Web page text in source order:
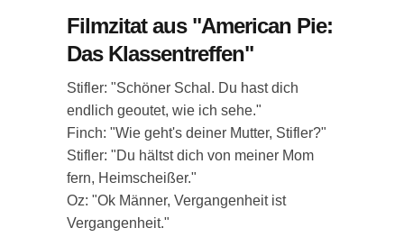
Filmzitat aus "American Pie:
Das Klassentreffen"
Stifler: "Schöner Schal. Du hast dich
endlich geoutet, wie ich sehe."
Finch: "Wie geht's deiner Mutter, Stifler?"
Stifler: "Du hältst dich von meiner Mom
fern, Heimscheißer."
Oz: "Ok Männer, Vergangenheit ist
Vergangenheit."